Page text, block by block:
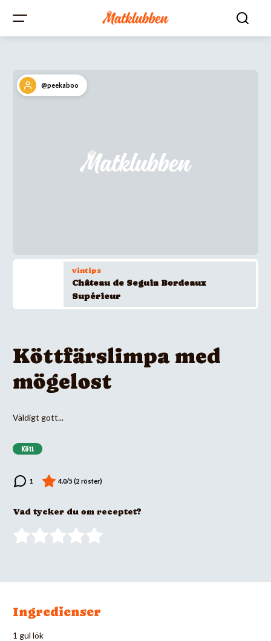
@peekaboo
vintips
Château de Seguin Bordeaux
Supérieur
Köttfärslimpa med
mögelost
Väldigt gott...
Kött
Vad tycker du om receptet?
Ingredienser
1 gul lök